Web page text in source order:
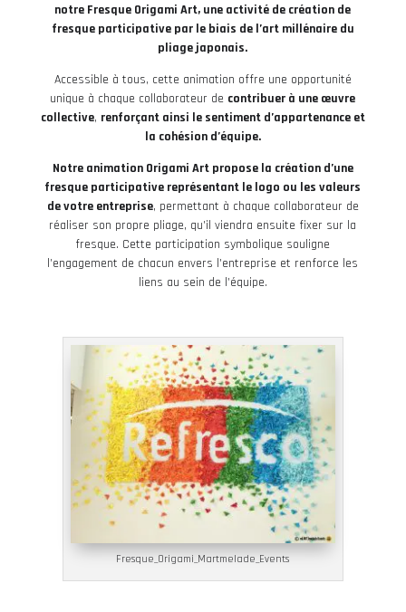
notre Fresque Origami Art, une activité de création de
fresque participative par le biais de l’art millénaire du
pliage japonais.
Accessible à tous, cette animation offre une opportunité
unique à chaque collaborateur de contribuer à une œuvre
collective, renforçant ainsi le sentiment d’appartenance et
la cohésion d’équipe.
Notre animation Origami Art propose la création d’une
fresque participative représentant le logo ou les valeurs
de votre entreprise, permettant à chaque collaborateur de
réaliser son propre pliage, qu’il viendra ensuite fixer sur la
fresque. Cette participation symbolique souligne
l’engagement de chacun envers l’entreprise et renforce les
liens au sein de l’équipe.
Fresque_Origami_Martmelade_Events